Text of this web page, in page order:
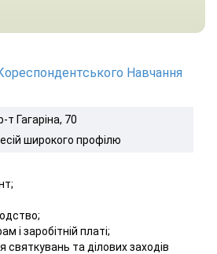
Навчання
т Гагаріна, 70
широкого профілю
і заробітній платі;
святкувань та ділових заходів